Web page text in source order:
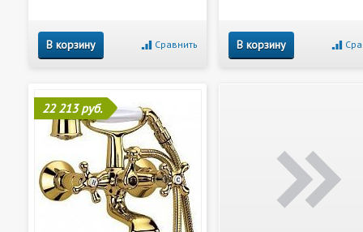
В корзину Сравнить В корзину
22 213 руб.